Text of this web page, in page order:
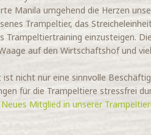
Manila umgehend die Herzen
Trampeltier, das
Trampeltiertraining einzusteigen.
auf den Wirtschaftshof und
ist nicht nur eine sinnvolle
für die Trampeltiere stressfrei
Neues Mitglied in unserer